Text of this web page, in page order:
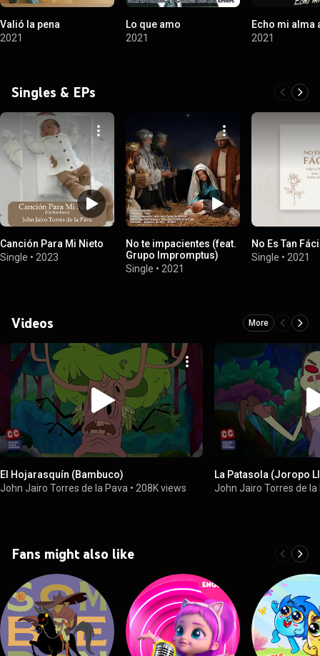
Valió la pena
2021
Lo que amo
2021
Echo mi alma
2021
Singles & EPs
Canción Para Mi Nieto
Single • 2023
No te impacientes (feat.
Grupo Impromptus)
Single • 2021
No Es Tan
Single • 2021
Videos More
El Hojarasquín (Bambuco)
John Jairo Torres de la Pava • 208K views
La Patasola (Joropo
John Jairo Torres de la
Fans might also like